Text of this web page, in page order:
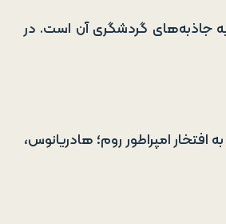
به جاذبه‌های گردشگری آن است. در
افتخار امپراطور روم؛ هادریانوس،